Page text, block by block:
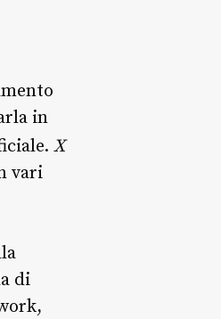
in
X
vari
di